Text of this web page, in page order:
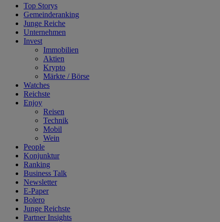
Top Storys
Gemeinderanking
Junge Reiche
Unternehmen
Invest
Immobilien
Aktien
Krypto
Märkte / Börse
Watches
Reichste
Enjoy
Reisen
Technik
Mobil
Wein
People
Konjunktur
Ranking
Business Talk
Newsletter
E-Paper
Bolero
Junge Reichste
Partner Insights